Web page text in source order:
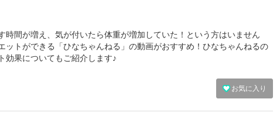
時間が増え、気が付いたら体重が増加していた！という方はいません
ットができる「ひなちゃんねる」の動画がおすすめ！ひなちゃんねるの
効果についてもご紹介します♪
お気に入り